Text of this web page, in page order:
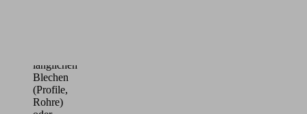
länglichen
Blechen
(Profile,
Rohre)